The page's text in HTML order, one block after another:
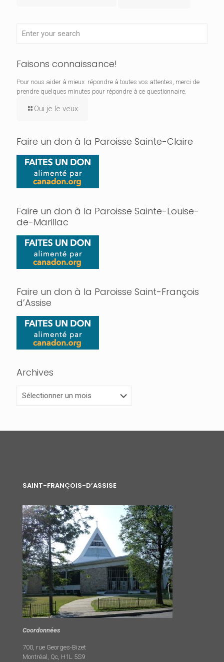
Faisons connaissance!
Pour nous aider à mieux répondre à toutes vos attentes, merci de
prendre quelques minutes pour répondre à ce questionnaire.
Oui je le veux
Faire un don à la Paroisse Sainte-Claire
Faire un don à la Paroisse Sainte-Louise-
de-Marillac
Faire un don à la Paroisse Saint-François
d’Assise
Archives
SAINT-FRANÇOIS-D’ASSISE
Coordonnées
700, rue Georges-Bizet
Montréal, Qc, H1L 5S9